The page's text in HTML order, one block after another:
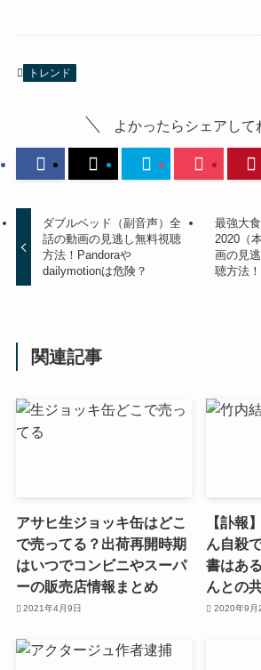
トレンド
よかったらシェアして
ダブルベッド（副音声）全
話の動画の見逃し無料視聴
方法！Pandoraや
dailymotionは危険？
最強大
2020（
画の見
聴方法！
関連記事
アサヒ生ジョッキ缶はどこ
で売ってる？出荷再開時期
はいつでコンビニやスーパ
ーの販売店情報まとめ
2021年4月9日
【訃報
ん自殺
書はあ
んとの
2020年9月